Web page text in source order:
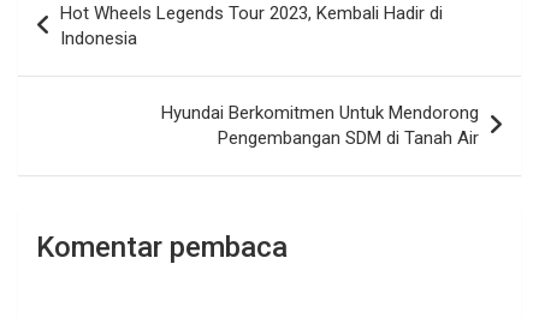
pos
Hot Wheels Legends Tour 2023, Kembali Hadir di
Indonesia
Hyundai Berkomitmen Untuk Mendorong
Pengembangan SDM di Tanah Air
Komentar pembaca